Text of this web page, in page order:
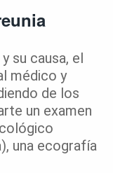
su causa, el
médico y
de los
un examen
una ecografía